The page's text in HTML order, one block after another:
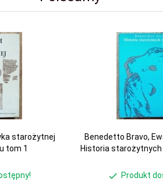
starożytnej
tom 1
Benedetto Bravo,
Historia starożytnych
Produkt